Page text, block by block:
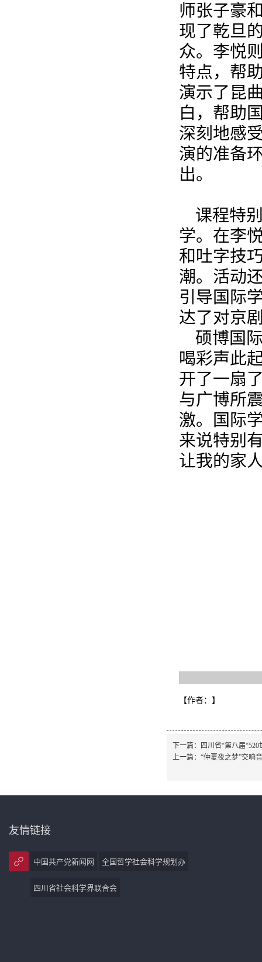
师张子豪
现了乾旦
众。李悦
特点，帮
演示了昆
白，帮助
深刻地感
演的准备
出。
课程特
学。在李
和吐字技
潮。活动
引导国际
达了对京
硕博国
喝彩声此
开了一扇
与广博所
激。国际
来说特别
让我的家
【作者： 】
下一篇：
四川省“第八届
上一篇： “仲夏夜之梦”交响
友情链接
中国共产党新闻网 全国哲学社会科学规划办
四川省社会科学界联合会